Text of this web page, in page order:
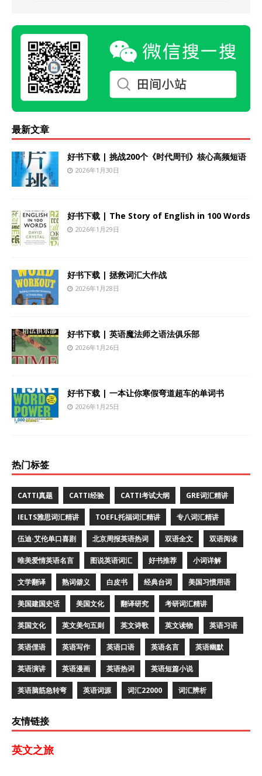
最新文章
好书下载 | 挑战200个《时代周刊》核心高频短语
2026年1月30日
好书下载 | The Story of English in 100 Words
2026年1月29日
好书下载 | 拯救词汇大作战
2026年1月28日
好书下载 | 英语魔法师之语法俱乐部
2026年1月26日
好书下载 | 一本让你寒假弯道超车的单词书
2026年1月25日
热门标签
CATTI真题 CATTI经验 CATTI考试大纲 GRE词汇精讲
IELTS雅思词汇精讲 TOEFL托福词汇精讲 专八词汇精讲
伍迪·艾伦单口喜剧 北京周报英语热词 双语全文 双语阅读
唯美爱情英语名言 图说英语词汇 好书推荐 小词详解
文学翻译 熟词僻义 白皮书 经典台词 美国习惯用语
美国建国史话 美国文化 翻译研究 考研词汇精讲
英国文化 英文美句五则 英文诗歌 英文读物 英语习语
英语俚语 英语写作 英语口语 英语名言 英语幽默
英语演讲 英语漫画 英语热词 英语短篇小说
英语脑筋急转弯 英语词源 词汇22000 词汇辨析
友情链接
英文之旅